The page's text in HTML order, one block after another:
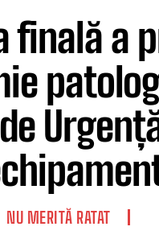
finală a
NU MERITĂ RATAT